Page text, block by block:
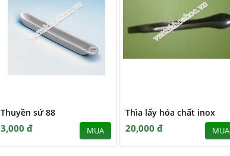
Thuyền sứ 88
3,000 đ MUA
Thìa lấy hóa chất inox
20,000 đ MUA